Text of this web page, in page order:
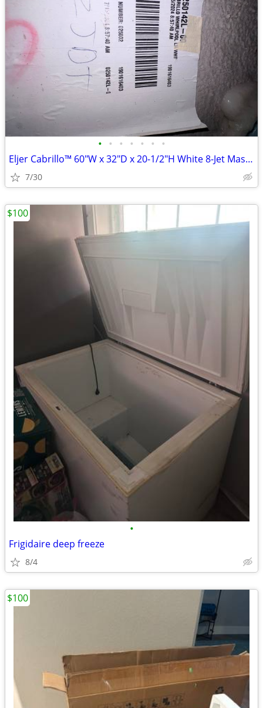
• • • • • • •
Eljer Cabrillo™ 60"W x 32"D x 20-1/2"H White 8-Jet Massage Whirlpool B
7/30
•
Frigidaire deep freeze
8/4
$100
$100